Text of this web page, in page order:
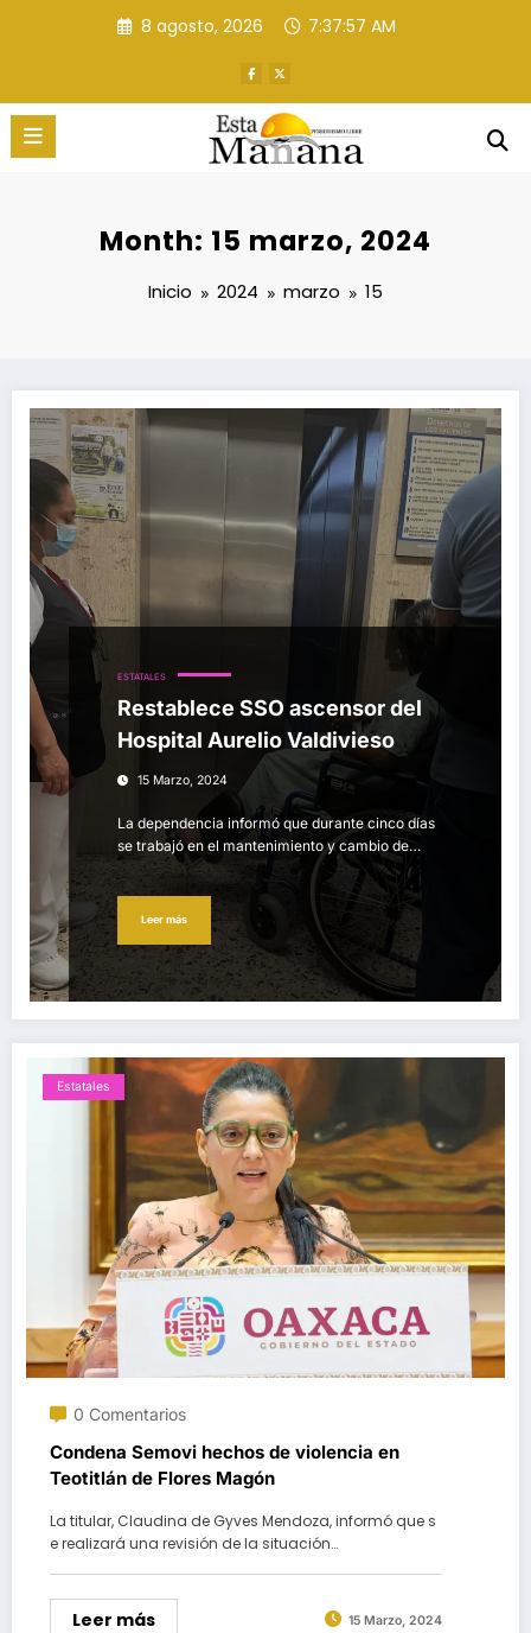
8 agosto, 2026 7:37:58 AM
Month: 15 marzo, 2024
Inicio 2024 marzo 15
ESTATALES
Restablece SSO ascensor del
Hospital Aurelio Valdivieso
15 Marzo, 2024
La dependencia informó que durante cinco días
se trabajó en el mantenimiento y cambio de…
Leer más
Estatales
0 Comentarios
Condena Semovi hechos de violencia en
Teotitlán de Flores Magón
La titular, Claudina de Gyves Mendoza, informó que s
e realizará una revisión de la situación…
Leer más 15 Marzo, 2024